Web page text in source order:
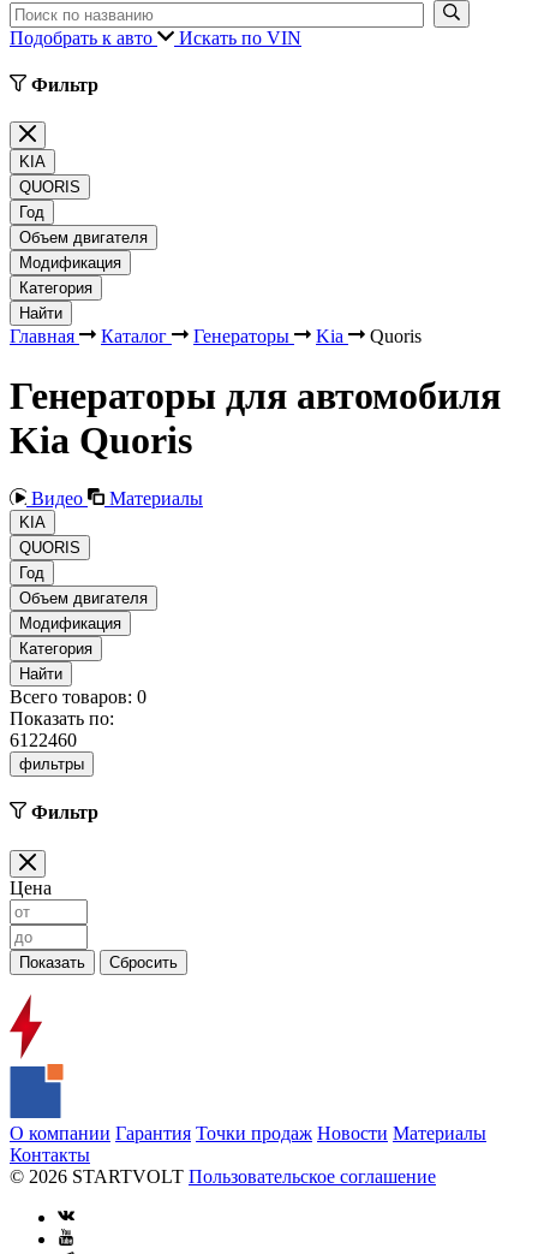
Подобрать к авто Искать по VIN
Фильтр
KIA
QUORIS
Год
Объем двигателя
Модификация
Категория
Найти
Главная Каталог Генераторы Kia Quoris
Генераторы для автомобиля
Kia Quoris
Видео Материалы
KIA
QUORIS
Год
Объем двигателя
Модификация
Категория
Найти
Всего товаров: 0
Показать по:
6122460
фильтры
Фильтр
Цена
О компании Гарантия Точки продаж Новости Материалы
Контакты
© 2026 STARTVOLT Пользовательское соглашение